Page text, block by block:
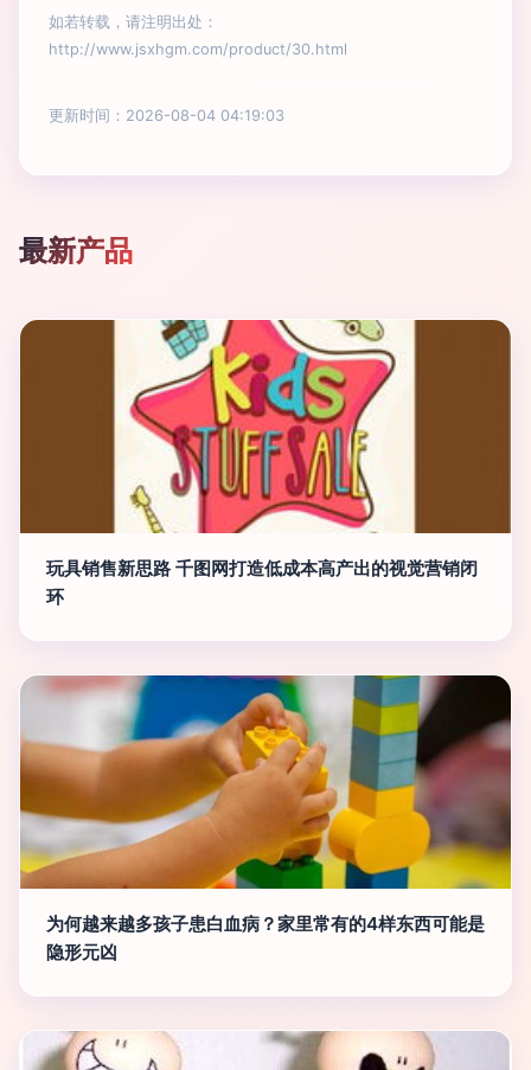
如若转载，请注明出处：
http://www.jsxhgm.com/product/30.html
更新时间：2026-08-04 04:19:03
最新产品
玩具销售新思路 千图网打造低成本高产出的视觉营销闭
环
为何越来越多孩子患白血病？家里常有的4样东西可能是
隐形元凶